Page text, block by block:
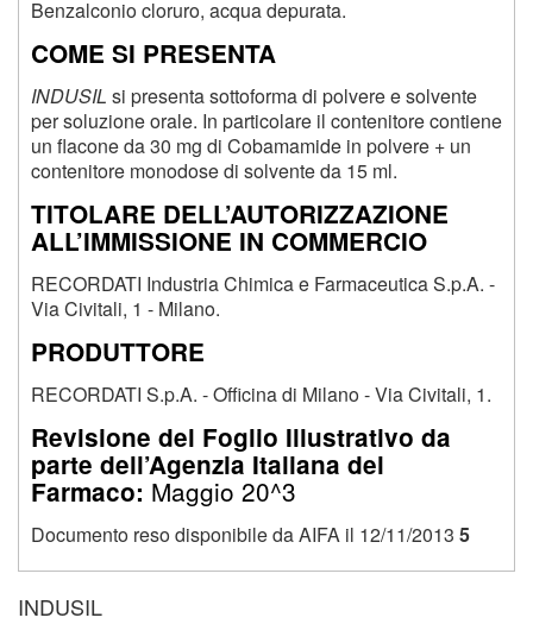
Benzalconio cloruro, acqua depurata.
COME SI PRESENTA
INDUSIL si presenta sottoforma di polvere e solvente
per soluzione orale. In particolare il contenitore contiene
un flacone da 30 mg di Cobamamide in polvere + un
contenitore monodose di solvente da 15 ml.
TITOLARE DELL’AUTORIZZAZIONE
ALL’IMMISSIONE IN COMMERCIO
RECORDATI Industria Chimica e Farmaceutica S.p.A. -
Via Civitali, 1 - Milano.
PRODUTTORE
RECORDATI S.p.A. - Officina di Milano - Via Civitali, 1.
Revisione del Foglio Illustrativo da
parte dell’Agenzia Italiana del
Farmaco: Maggio 20^3
Documento reso disponibile da AIFA il 12/11/2013 5
INDUSIL